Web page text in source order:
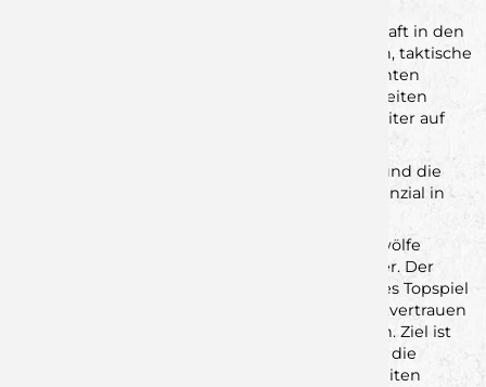
eindrucksvoll, welche Entwicklung die Mannschaft in den
vergangenen Monaten genommen hat. Disziplin, taktische
Reife und eine geschlossene Teamleistung machten
deutlich, dass man absolut zu Recht auf dem zweiten
Tabellenplatz steht und auch mit dem Spitzenreiter auf
Die DJK-Halle erlebte ein echtes Spitzenspiel – und die
Jungwölfe bewiesen einmal mehr, welches Potenzial in
Am kommenden Samstag geht es für die Jungwölfe
auswärts bei HG Helmbrechts/Münchberg weiter. Der
aktuelle Tabellenvierte wartet – erneut ein echtes Topspiel
und eine anspruchsvolle Aufgabe. Mit viel Selbstvertrauen
und breiter Brust reist Rimpar nach Oberfranken. Ziel ist
klar: an die disziplinierte Vorstellung anknüpfen, die
nächsten zwei Punkte mitnehmen und den zweiten